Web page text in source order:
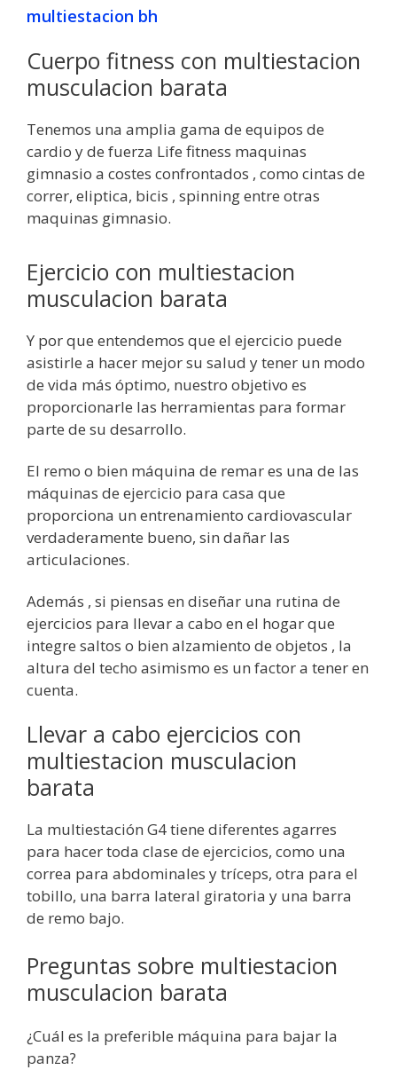
multiestacion bh
Cuerpo fitness con multiestacion
musculacion barata
Tenemos una amplia gama de equipos de
cardio y de fuerza Life fitness maquinas
gimnasio a costes confrontados , como cintas de
correr, eliptica, bicis , spinning entre otras
maquinas gimnasio.
Ejercicio con multiestacion
musculacion barata
Y por que entendemos que el ejercicio puede
asistirle a hacer mejor su salud y tener un modo
de vida más óptimo, nuestro objetivo es
proporcionarle las herramientas para formar
parte de su desarrollo.
El remo o bien máquina de remar es una de las
máquinas de ejercicio para casa que
proporciona un entrenamiento cardiovascular
verdaderamente bueno, sin dañar las
articulaciones.
Además , si piensas en diseñar una rutina de
ejercicios para llevar a cabo en el hogar que
integre saltos o bien alzamiento de objetos , la
altura del techo asimismo es un factor a tener en
cuenta.
Llevar a cabo ejercicios con
multiestacion musculacion
barata
La multiestación G4 tiene diferentes agarres
para hacer toda clase de ejercicios, como una
correa para abdominales y tríceps, otra para el
tobillo, una barra lateral giratoria y una barra
de remo bajo.
Preguntas sobre multiestacion
musculacion barata
¿Cuál es la preferible máquina para bajar la
panza?